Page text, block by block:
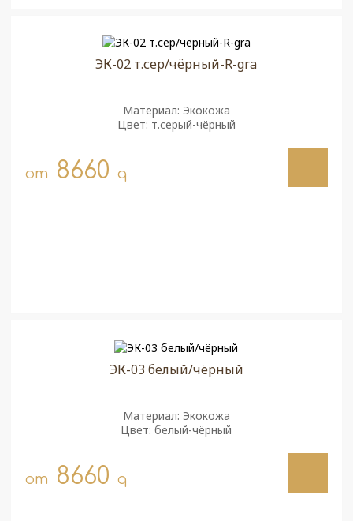
ЭК-02 т.сер/чёрный-R-gra
Материал: Экокожа
Цвет: т.серый-чёрный
от 8660 q
ЭК-03 белый/чёрный
Материал: Экокожа
Цвет: белый-чёрный
от 8660 q